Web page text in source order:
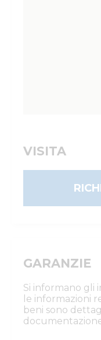
VISITA
GARANZIE
Si informano gli
le informazioni
beni sono